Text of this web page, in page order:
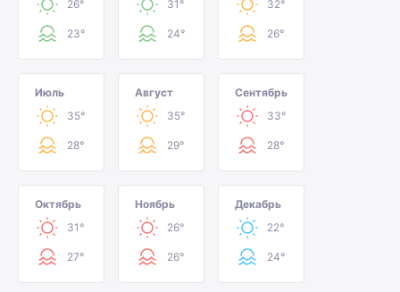
26°
23°
31°
24°
32°
26°
Июль
35°
28°
Август
35°
29°
Сентябрь
33°
28°
Октябрь
31°
27°
Ноябрь
26°
26°
Декабрь
22°
24°